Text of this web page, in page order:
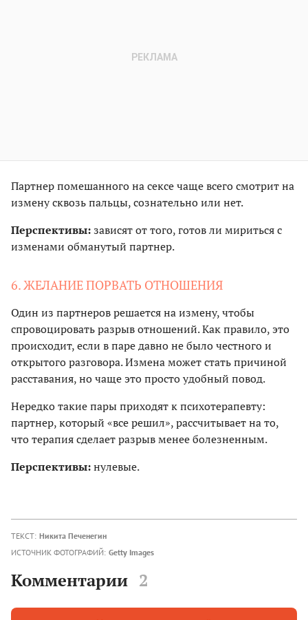
Партнер помешанного на сексе чаще всего смотрит на
измену сквозь пальцы, сознательно или нет.
Перспективы:зависят от того, готов ли мириться с
изменами обманутый партнер.
6. ЖЕЛАНИЕ ПОРВАТЬ ОТНОШЕНИЯ
Один из партнеров решается на измену, чтобы
спровоцировать разрыв отношений. Как правило, это
происходит, если в паре давно не было честного и
открытого разговора. Измена может стать причиной
расставания, но чаще это просто удобный повод.
Нередко такие пары приходят к психотерапевту:
партнер, который «все решил», рассчитывает на то,
что терапия сделает разрыв менее болезненным.
Перспективы:нулевые.
ТЕКСТ: Никита Печенегин
ИСТОЧНИК ФОТОГРАФИЙ: Getty Images
Комментарии 2